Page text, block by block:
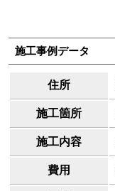
施工事例データ
住所
施工箇所
施工内容
費用